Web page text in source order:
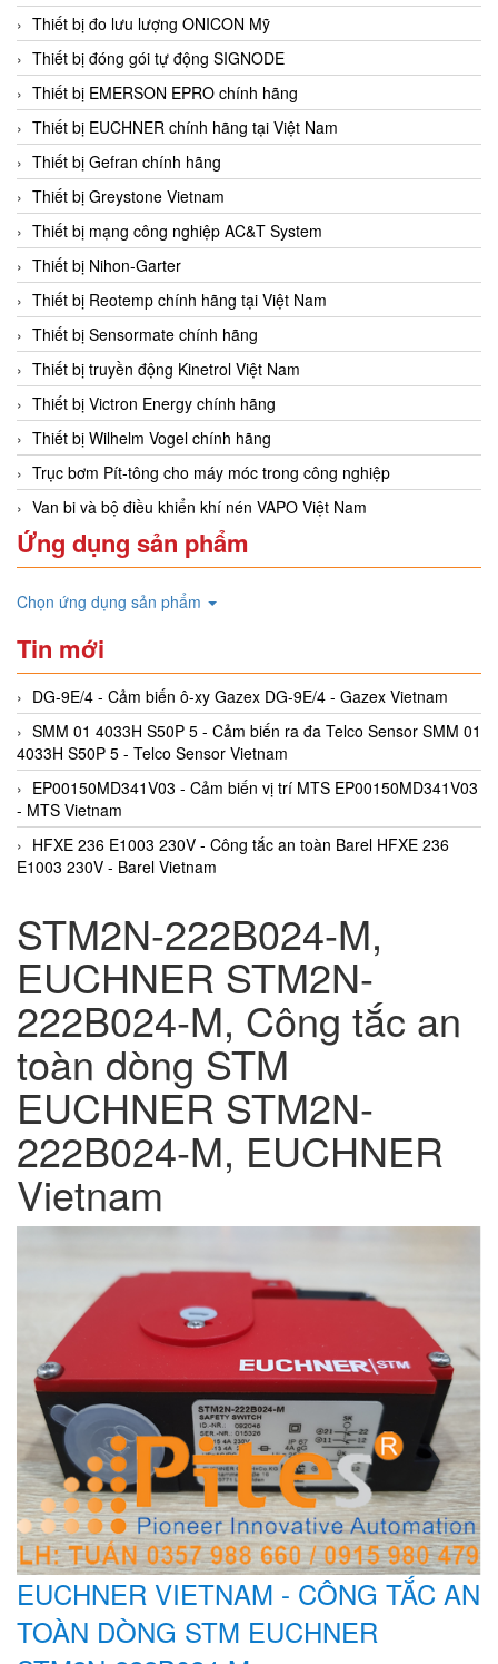
Thiết bị đo lưu lượng ONICON Mỹ
Thiết bị đóng gói tự động SIGNODE
Thiết bị EMERSON EPRO chính hãng
Thiết bị EUCHNER chính hãng tại Việt Nam
Thiết bị Gefran chính hãng
Thiết bị Greystone Vietnam
Thiết bị mạng công nghiệp AC&T System
Thiết bị Nihon-Garter
Thiết bị Reotemp chính hãng tại Việt Nam
Thiết bị Sensormate chính hãng
Thiết bị truyền động Kinetrol Việt Nam
Thiết bị Victron Energy chính hãng
Thiết bị Wilhelm Vogel chính hãng
Trục bơm Pít-tông cho máy móc trong công nghiệp
Van bi và bộ điều khiển khí nén VAPO Việt Nam
Ứng dụng sản phẩm
Chọn ứng dụng sản phẩm
Tin mới
DG-9E/4 - Cảm biến ô-xy Gazex DG-9E/4 - Gazex Vietnam
SMM 01 4033H S50P 5 - Cảm biến ra đa Telco Sensor SMM 01
4033H S50P 5 - Telco Sensor Vietnam
EP00150MD341V03 - Cảm biến vị trí MTS EP00150MD341V03
- MTS Vietnam
HFXE 236 E1003 230V - Công tắc an toàn Barel HFXE 236
E1003 230V - Barel Vietnam
STM2N-222B024-M,
EUCHNER STM2N-
222B024-M, Công tắc an
toàn dòng STM
EUCHNER STM2N-
222B024-M, EUCHNER
Vietnam
EUCHNER VIETNAM - CÔNG TẮC AN
TOÀN DÒNG STM EUCHNER